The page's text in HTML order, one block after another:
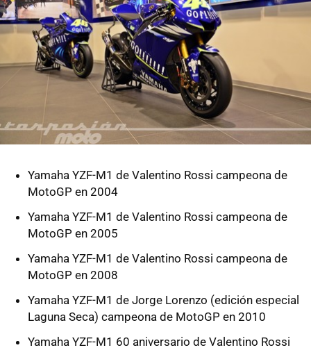
Yamaha YZF-M1 de Valentino Rossi campeona de
MotoGP en 2004
Yamaha YZF-M1 de Valentino Rossi campeona de
MotoGP en 2005
Yamaha YZF-M1 de Valentino Rossi campeona de
MotoGP en 2008
Yamaha YZF-M1 de Jorge Lorenzo (edición especial
Laguna Seca) campeona de MotoGP en 2010
Yamaha YZF-M1 60 aniversario de Valentino Rossi